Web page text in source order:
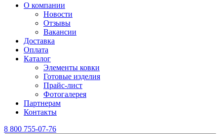
О компании
Новости
Отзывы
Вакансии
Доставка
Оплата
Каталог
Элементы ковки
Готовые изделия
Прайс-лист
Фотогалерея
Партнерам
Контакты
8 800 755-07-76